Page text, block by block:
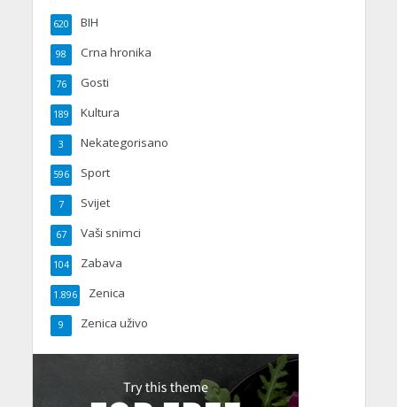
BIH
620
Crna hronika
98
Gosti
76
Kultura
189
Nekategorisano
3
Sport
596
Svijet
7
Vaši snimci
67
Zabava
104
Zenica
1.896
Zenica uživo
9